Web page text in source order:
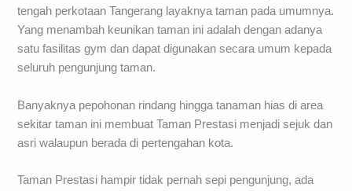
tengah perkotaan Tangerang layaknya taman pada umumnya.
Yang menambah keunikan taman ini adalah dengan adanya
satu fasilitas gym dan dapat digunakan secara umum kepada
seluruh pengunjung taman.
Banyaknya pepohonan rindang hingga tanaman hias di area
sekitar taman ini membuat Taman Prestasi menjadi sejuk dan
asri walaupun berada di pertengahan kota.
Taman Prestasi hampir tidak pernah sepi pengunjung, ada